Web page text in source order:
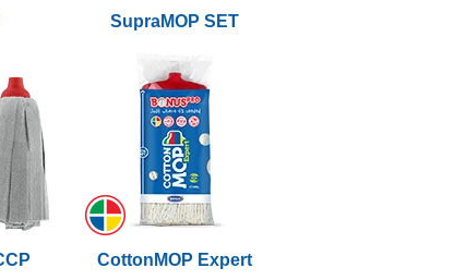
SupraMOP SET
CottonMOP Expert